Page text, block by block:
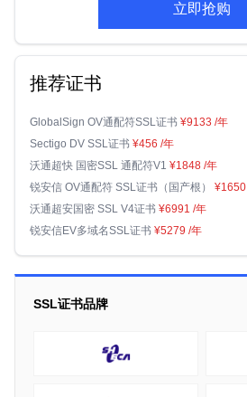
立即抢购
推荐证书
GlobalSign OV通配符SSL证书 ¥9133 /年
Sectigo DV SSL证书 ¥456 /年
沃通超快 国密SSL 通配符V1 ¥1848 /年
锐安信 OV通配符 SSL证书（国产根） ¥1650
沃通超安国密 SSL V4证书 ¥6991 /年
锐安信EV多域名SSL证书 ¥5279 /年
SSL证书品牌